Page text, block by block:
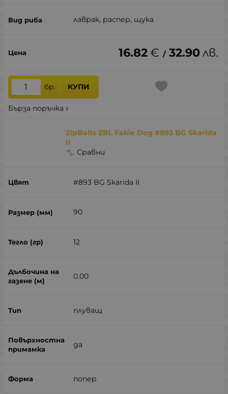
лаврак, распер, щука
16.82€ / 32.90лв.
бр. КУПИ
Бърза поръчка
ZipBaits ZBL Fakie Dog #893 BG Skarida
II
Сравни
#893 BG Skarida II
90
12
0.00
плуващ
да
попер